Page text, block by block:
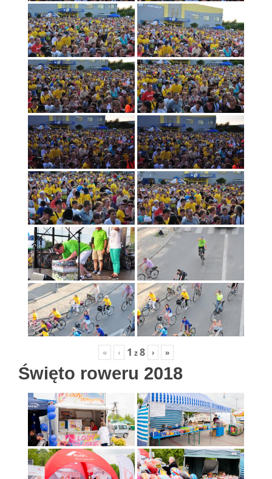
« ‹ 1 z8 › »
Święto roweru 2018